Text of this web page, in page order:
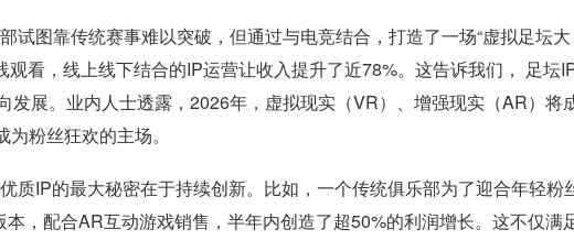
试图靠传统赛事难以突破，但通过与电竞结合，打造了一场“虚拟足坛大
观看，线上线下结合的IP运营让收入提升了近78%。这告诉我们， 足坛
发展。业内人士透露，2026年，虚拟现实（VR）、增强现实（AR）将
粉丝狂欢的主场。
质IP的最大秘密在于持续创新。比如，一个传统俱乐部为了迎合年轻粉
，配合AR互动游戏销售，半年内创造了超50%的利润增长。这不仅满